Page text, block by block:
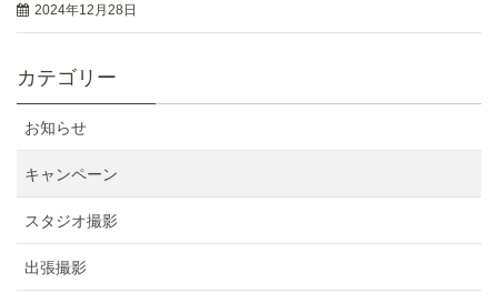
2024年12月28日
カテゴリー
お知らせ
キャンペーン
スタジオ撮影
出張撮影